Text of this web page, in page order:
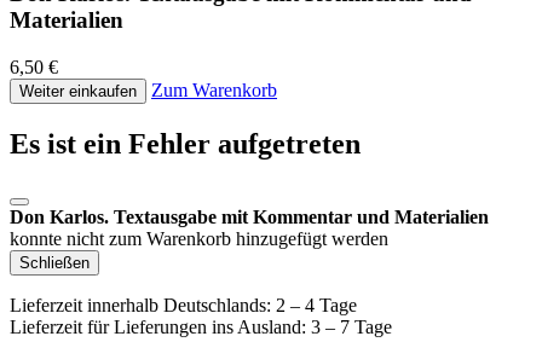
Materialien
6,50 €
Weiter einkaufen Zum Warenkorb
Es ist ein Fehler aufgetreten
Don Karlos. Textausgabe mit Kommentar und Materialien
konnte nicht zum Warenkorb hinzugefügt werden
Schließen
Lieferzeit innerhalb Deutschlands: 2 – 4 Tage
Lieferzeit für Lieferungen ins Ausland: 3 – 7 Tage